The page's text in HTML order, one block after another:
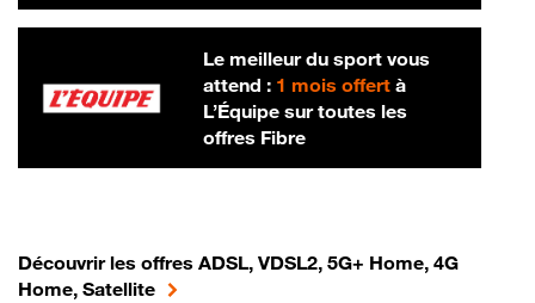
Le meilleur du sport vous
attend : 1 mois offertà
L’Équipe sur toutes les
offres Fibre
Découvrir les offres ADSL, VDSL2, 5G+ Home, 4G
Home, Satellite